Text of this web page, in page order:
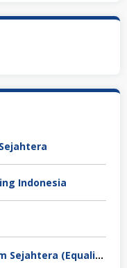
Indonesia
PT Equalindo Makmur Alam Sejahtera (Equalindo Group)